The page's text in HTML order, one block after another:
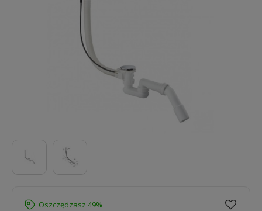
Oszczędzasz 49%